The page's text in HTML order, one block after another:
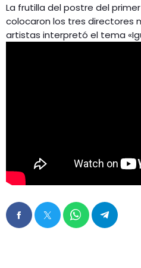
La frutilla del postre del
colocaron los tres directores
artistas interpretó el tema